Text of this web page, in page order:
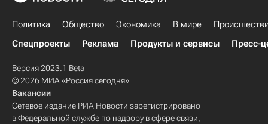
Политика Общество Экономика В мире
Спецпроекты
Реклама Продукты и сервисы Пресс-
Версия 2023.1 Beta
© 2026 МИА «Россия сегодня»
Вакансии
Сетевое издание РИА Новости зарегистрировано
в Федеральной службе по надзору в сфере связи,